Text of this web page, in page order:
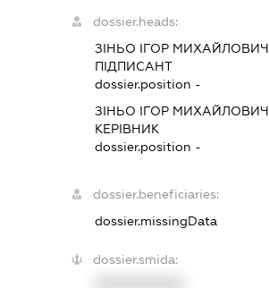
dossier.heads:
ЗІНЬО ІГОР МИХАЙЛОВИЧ
ПІДПИСАНТ
dossier.position -
ЗІНЬО ІГОР МИХАЙЛОВИЧ
КЕРІВНИК
dossier.position -
dossier.beneficiaries:
dossier.missingData
dossier.smida: